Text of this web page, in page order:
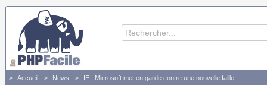
Accueil News IE : Microsoft met en garde contre une nouvelle faille